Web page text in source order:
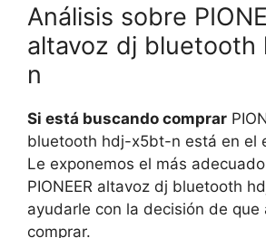
Análisis sobre
altavoz dj
n
Si está buscando comprar
bluetooth hdj-x5bt-n está en el
Le exponemos el más
PIONEER altavoz dj bluetooth
ayudarle con la decisión de que
comprar.